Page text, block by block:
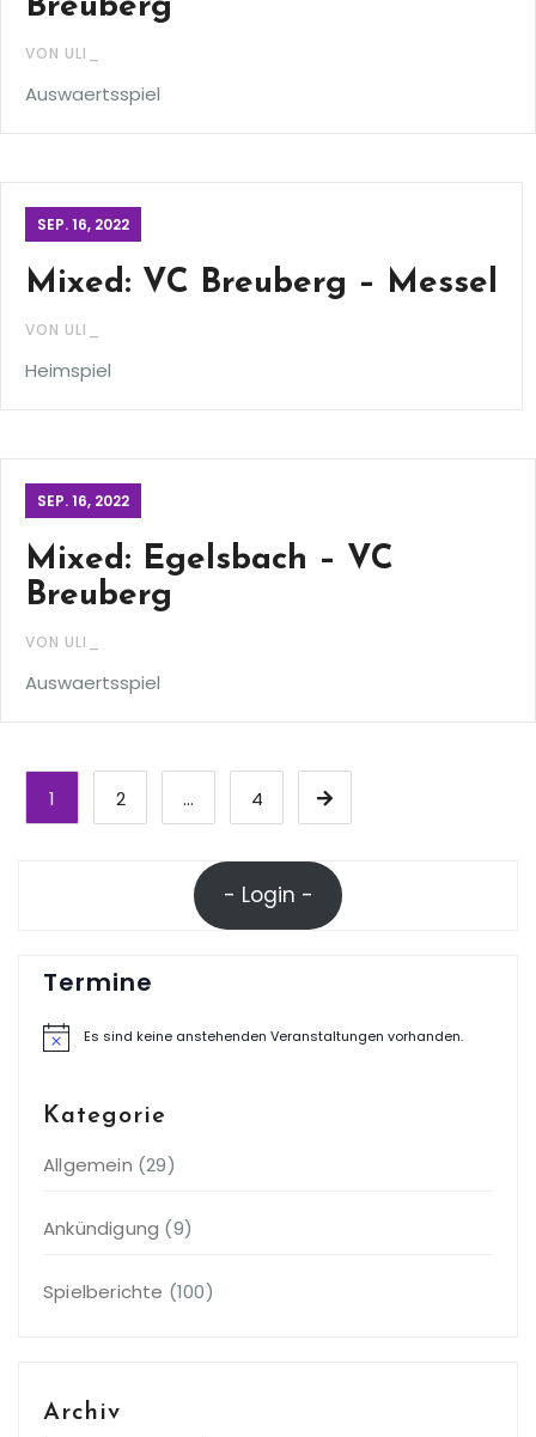
Breuberg
VON ULI_
Auswaertsspiel
SEP. 16, 2022
Mixed: VC Breuberg – Messel
VON ULI_
Heimspiel
SEP. 16, 2022
Mixed: Egelsbach – VC
Breuberg
VON ULI_
Auswaertsspiel
Seitennummerierung
der
1 2 … 4
- Login -
Termine
HinweisEs sind keine anstehenden Veranstaltungen vorhanden.
Kategorie
Allgemein (29)
Ankündigung (9)
Spielberichte (100)
Archiv